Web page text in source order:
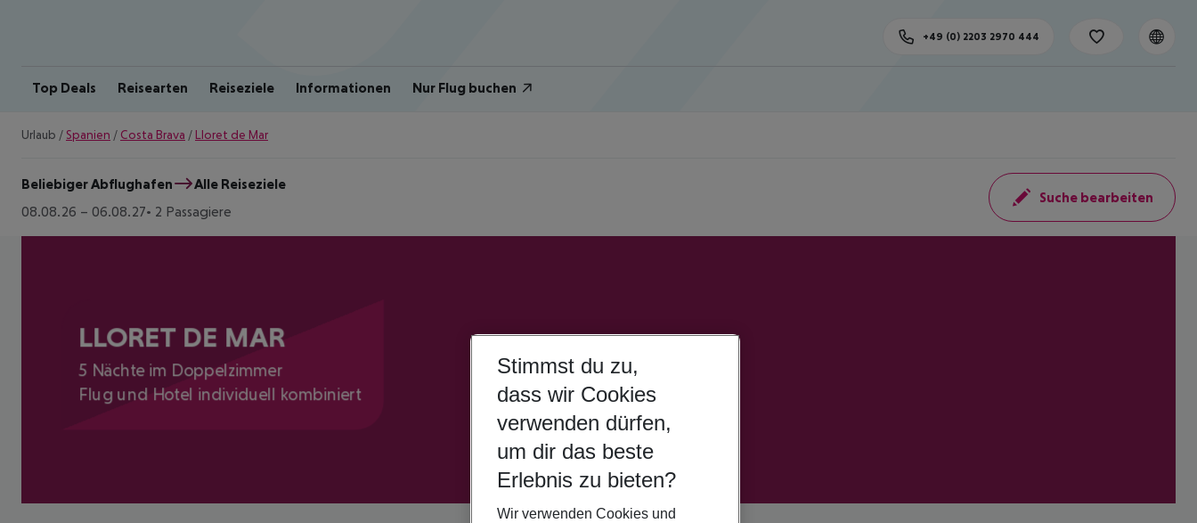
Top Deals Reisearten Reiseziele Informationen Nur Flug buchen
+49 (0) 2203 2970 444
Urlaub / Spanien / Costa Brava / Lloret de Mar
Beliebiger Abflughafen
Alle Reiseziele
08.08.26 – 06.08.27 2 Passagiere
Suche bearbeiten
LLORET DE MAR
5 Nächte im Doppelzimmer
Flug und Hotel individuell kombiniert
Stimmst du zu,
dass wir Cookies
verwenden dürfen,
um dir das beste
Erlebnis zu bieten?
Wir verwenden Cookies und